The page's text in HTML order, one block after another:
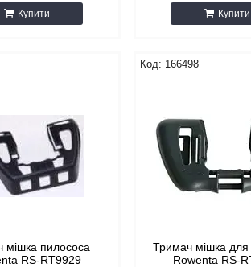
Купити Купити
мішка пилососа
RS-RT9929
166498
Тримач мішка для
Rowenta RS-